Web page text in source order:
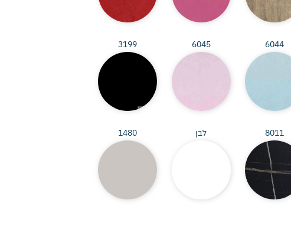
6044
6045
3199
8011 לבן 1480